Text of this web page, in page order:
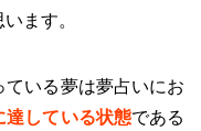
ます。
いる夢は夢占いにお
達している状態である